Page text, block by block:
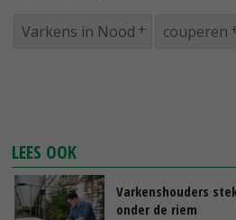
Varkens in Nood couperen
LEES OOK
Varkenshouders
onder de riem